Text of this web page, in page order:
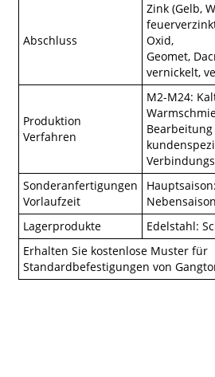
Abschluss
Zink (Gelb,
Oxid,
Geomet,
vernickelt,
Produktion
Verfahren
M2-M24:
Sonderanfertigungen
Vorlaufzeit
Lagerprodukte
Edelstahl:
Erhalten Sie kostenlose Muster für
Standardbefestigungen von